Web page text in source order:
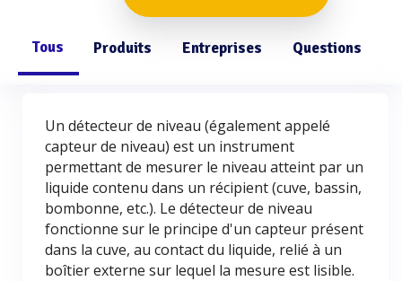
Tous Produits Entreprises Questions
Un détecteur de niveau (également appelé
capteur de niveau) est un instrument
permettant de mesurer le niveau atteint par un
liquide contenu dans un récipient (cuve, bassin,
bombonne, etc.). Le détecteur de niveau
fonctionne sur le principe d'un capteur présent
dans la cuve, au contact du liquide, relié à un
boîtier externe sur lequel la mesure est lisible.